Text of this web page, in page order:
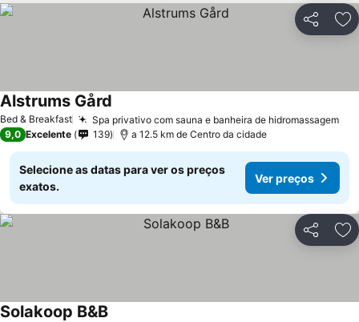
Partilhar
Bed & Breakfast Spa privativo com sauna e banheira de hidromassagem
Alstrums Gård
9,0 Excelente 139 a 12.5 km de Centro da cidade
Selecione as datas para ver os preços
exatos.
Ver preços
Partilhar
Solakoop B&B